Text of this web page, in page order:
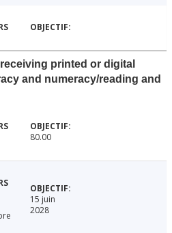
printed or digital
and numeracy/reading and
80.00
15 juin
2028